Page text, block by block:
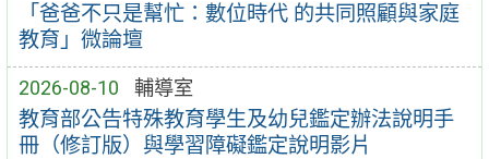
「爸爸不只是幫忙：數位時代 的共同照顧與家庭
教育」微論壇
2026-08-10 輔導室
教育部公告特殊教育學生及幼兒鑑定辦法說明手
冊（修訂版）與學習障礙鑑定說明影片